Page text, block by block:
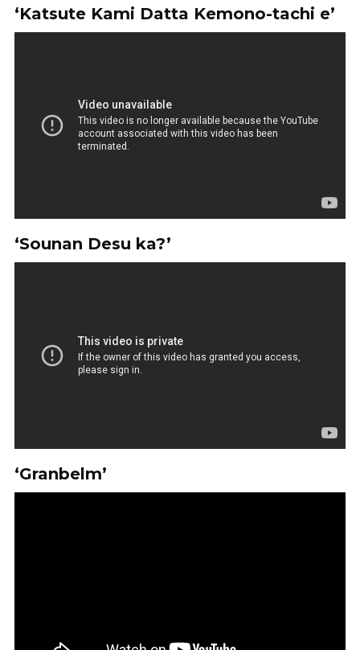
‘Katsute Kami Datta Kemono-tachi e’
‘Sounan Desu ka?’
‘Granbelm’